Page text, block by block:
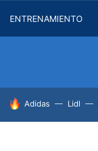
ENTRENAMIENTO
HOY SE HABLA DE
Adidas Lidl